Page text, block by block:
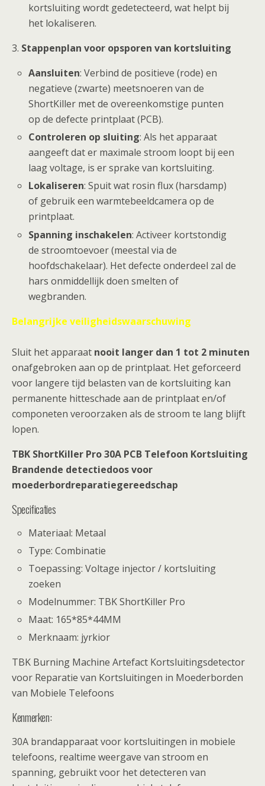
kortsluiting wordt gedetecteerd, wat helpt bij
het lokaliseren.
3. Stappenplan voor opsporen van kortsluiting
Aansluiten: Verbind de positieve (rode) en
negatieve (zwarte) meetsnoeren van de
ShortKiller met de overeenkomstige punten
op de defecte printplaat (PCB).
Controleren op sluiting: Als het apparaat
aangeeft dat er maximale stroom loopt bij een
laag voltage, is er sprake van kortsluiting.
Lokaliseren: Spuit wat rosin flux (harsdamp)
of gebruik een warmtebeeldcamera op de
printplaat.
Spanning inschakelen: Activeer kortstondig
de stroomtoevoer (meestal via de
hoofdschakelaar). Het defecte onderdeel zal de
hars onmiddellijk doen smelten of
wegbranden.
Belangrijke veiligheidswaarschuwing
Sluit het apparaat nooit langer dan 1 tot 2 minuten
onafgebroken aan op de printplaat. Het geforceerd
voor langere tijd belasten van de kortsluiting kan
permanente hitteschade aan de printplaat en/of
componeten veroorzaken als de stroom te lang blijft
lopen.
TBK ShortKiller Pro 30A PCB Telefoon Kortsluiting
Brandende detectiedoos voor
moederbordreparatiegereedschap
Specificaties
Materiaal: Metaal
Type: Combinatie
Toepassing: Voltage injector / kortsluiting
zoeken
Modelnummer: TBK ShortKiller Pro
Maat: 165*85*44MM
Merknaam: jyrkior
TBK Burning Machine Artefact Kortsluitingsdetector
voor Reparatie van Kortsluitingen in Moederborden
van Mobiele Telefoons
Kenmerken:
30A brandapparaat voor kortsluitingen in mobiele
telefoons, realtime weergave van stroom en
spanning, gebruikt voor het detecteren van